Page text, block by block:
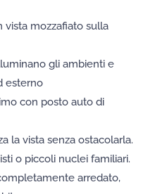
vista mozzafiato sulla
gli ambienti e
esterno
con posto auto di
la vista senza ostacolarla.
o piccoli nuclei familiari.
arredato,